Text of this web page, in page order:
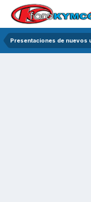
Presentaciones de nuevos